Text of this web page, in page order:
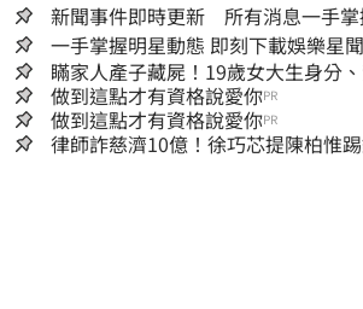
新聞事件即時更新 所有消息一手掌
一手掌握明星動態 即刻下載娛
瞞家人產子藏屍！19歲女大生身分
「產檢紀錄全空白」
做到這點才有資格說愛你PR
做到這點才有資格說愛你PR
律師詐慈濟10億！徐巧芯提陳柏惟